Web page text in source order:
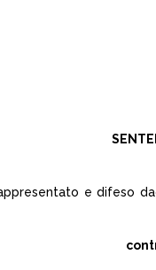
e